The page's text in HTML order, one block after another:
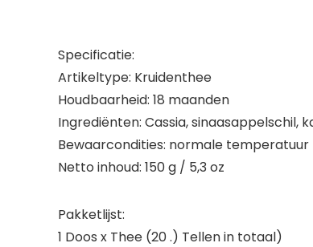
Specificatie:
Artikeltype: Kruidenthee
Houdbaarheid: 18 maanden
Ingrediënten: Cassia, sinaasappelschil,
Bewaarcondities: normale temperatuur
Netto inhoud: 150 g / 5,3 oz
Pakketlijst:
1 Doos x Thee (20 .) Tellen in totaal)